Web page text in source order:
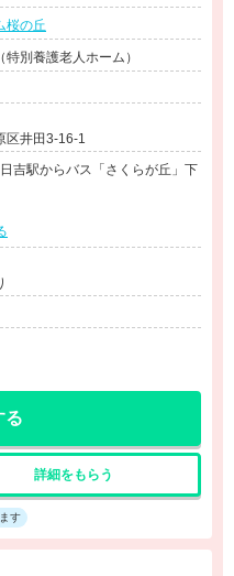
桜の丘
別養護老人ホーム）
区井田3-16-1
吉駅からバス「さくらが丘」下
る
詳細をもらう
す